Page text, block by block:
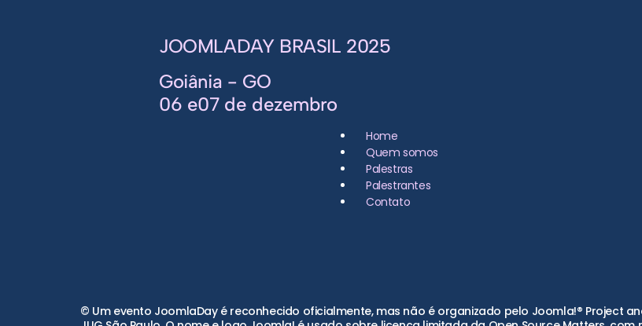
JOOMLADAY BRASIL 2025
Goiânia - GO
06 e07 de dezembro
Home
Quem somos
Palestras
Palestrantes
Contato
© Um evento JoomlaDay é reconhecido oficialmente, mas não é organizado pelo Joomla!® Project